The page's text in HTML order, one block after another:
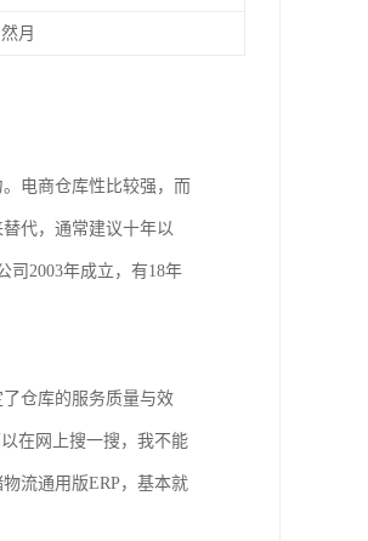
月
电商仓库性比较强，而
代，通常建议十年以
司2003年成立，有18年
仓库的服务质量与效
在网上搜一搜，我不能
流通用版ERP，基本就